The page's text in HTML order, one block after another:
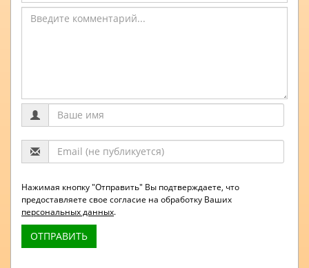
Нажимая кнопку "Отправить" Вы подтверждаете, что
предоставляете свое согласие на обработку Ваших
персональных данных.
ОТПРАВИТЬ